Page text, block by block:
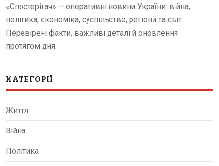
«Спостерігач» — оперативні новини України: війна,
політика, економіка, суспільство, регіони та світ.
Перевірені факти, важливі деталі й оновлення
протягом дня.
КАТЕГОРІЇ
Життя
Війна
Політика